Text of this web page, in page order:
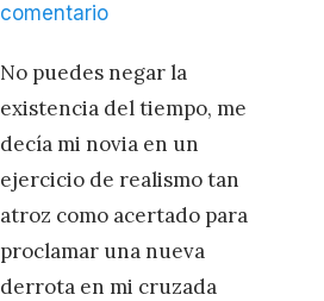
comentario
No puedes negar la
existencia del tiempo, me
decía mi novia en un
ejercicio de realismo tan
atroz como acertado para
proclamar una nueva
derrota en mi cruzada